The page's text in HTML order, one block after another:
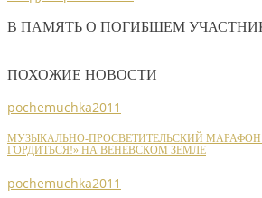
В ПАМЯТЬ О ПОГИБШЕМ
ПОХОЖИЕ НОВОСТИ
pochemuchka2011
МУЗЫКАЛЬНО-ПРОСВЕТИТЕЛЬСКИЙ МАРАФОН
ГОРДИТЬСЯ!» НА ВЕНЕВСКОМ ЗЕМЛЕ
pochemuchka2011